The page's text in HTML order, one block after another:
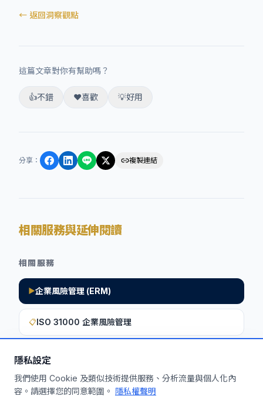
隱私設定
我們使用 Cookie 及類似技術提供服務、分析流量與個人化內
容。請選擇您的同意範圍。 隱私權聲明
← 返回洞察觀點
這篇文章對你有幫助嗎？
👍不錯 ❤️喜歡 💡好用
分享 ： 複製連結
相關服務與延伸閱讀
相關服務
▶企業風險管理 (ERM)
📋ISO 31000 企業風險管理
想深入了解如何將此洞察應用於您的企
業？